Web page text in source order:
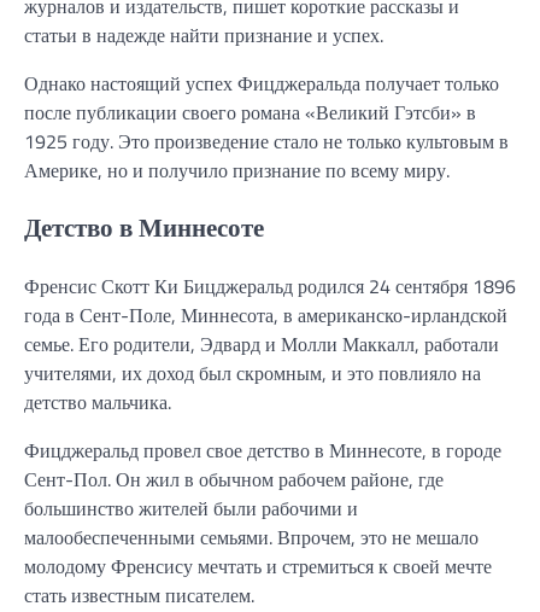
статьи в надежде найти признание и успех.
Однако настоящий успех Фицджеральда получает только
после публикации своего романа «Великий Гэтсби» в
1925 году. Это произведение стало не только культовым в
Америке, но и получило признание по всему миру.
Детство в Миннесоте
Френсис Скотт Ки Бицджеральд родился 24 сентября 1896
года в Сент-Поле, Миннесота, в американско-ирландской
семье. Его родители, Эдвард и Молли Маккалл, работали
учителями, их доход был скромным, и это повлияло на
детство мальчика.
Фицджеральд провел свое детство в Миннесоте, в городе
Сент-Пол. Он жил в обычном рабочем районе, где
большинство жителей были рабочими и
малообеспеченными семьями. Впрочем, это не мешало
молодому Френсису мечтать и стремиться к своей мечте
стать известным писателем.